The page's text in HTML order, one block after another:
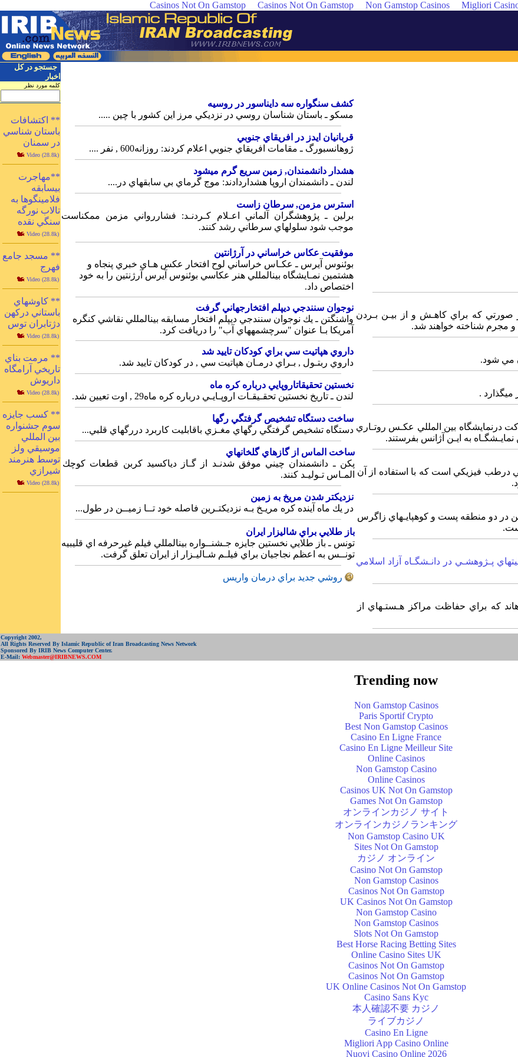
Casinos Not On Gamstop Casinos Not On Gamstop Non Gamstop Casinos Migliori
جستجو در کل
اخبار
کلمه مورد نظر
** اكتشافات
باستان شناسي
در سمنان
Video (28.8k)
**مهاجرت
بيسابقه
فلامينگوها به
تالاب نورگه
سنگي نقده
Video (28.8k)
** مسجد جامع
فهرج
Video (28.8k)
** كاوشهاي
باستاني دركهن
دژتابران توس
Video (28.8k)
** مرمت بناي
تاريخي آرامگاه
داريوش
Video (28.8k)
** كسب جايزه
سوم جشنواره
بين المللي
موسيقي ولز
توسط هنرمند
شيرازي
Video (28.8k)
كشف‎ سنگواره‎‎‎ سه دايناسور در روسيه
مسكو ـ باستان‎‎ شناسان روسي‎‎ در نزديكي مرز اين‎‎ كشور با چين .....
قربانيان‎ ايدز در افريقاي‎ جنوبي‎
ژوهانسبورگ‎ ـ مقامات‎ افريقاي‎ جنوبي‎ اعلام‎ كردند: روزانه‎600 , نفر ....
هشدار دانشمندان‎‎, زمين سريع‎ گرم‎ مي‎شود
لندن‎‎ ـ دانشمندان اروپا هشداردادند: موج‎ گرماي‎‎ بي‎‎ سابقه‎‎اي در....
استرس‎ مزمن‎‎, سرطان زاست‎
موجب‎ شود سلولهاي‎ سرطاني‎ رشد كنند.
موفقيت‎ عكاس‎ خراساني‎ در آرژانتين‎
بوئنوس‎‎‎ آيرس ـ عكـاس خراساني‎ لوح‎ افتخار عكس‎ هـاي‎‎ خبري پنجاه‎‎ و
هشتمين‎ نمـايشگاه بين‎‎المللي‎‎ هنر عكاسي بوئنوس‎‎ آيرس آرژنتين را به‎ خود
اختصاص‎ داد.
نوجوان‎ سنندجي‎‎ ديپلم‎ افتخارجهاني گرفت
واشنگتن‎‎ ـ يك‎ نوجوان سنندجي‎ ديپلم‎ افتخار مسابقه‎‎ بين‎المللي‎‎ نقاشي كنگره
آمريكا بـا عنوان‎ "سرچشمه‎هاي‎ آب‎" را دريافت‎ كرد.
داروي‎‎ هپاتيت‎ سي‎ براي كودكان‎ تاييد شد
داروي‎‎ ربتـول‎ , بـراي درمـان هپاتيت‎ سي‎ , در كودكان‎ تاييد شد.
نخستين‎ تحقيقات‎اروپايي‎ درباره‎‎‎ كره ماه
لندن‎‎ ـ تاريخ‎ نخستين تحقـيقـات‎ اروپـايـي‎ درباره‎‎‎ كره ماه29 , اوت‎ تعيين‎ شد.
ساخت‎ دستگاه‎ تشخيص‎ گرفتگي‎ رگها
دستگاه‎ تشخيص‎ گرفتگي‎ رگهاي‎‎ مغـزي باقابليت‎ كاربرد دررگهاي‎ قلبي‎‎...
ساخت‎ الماس‎ از گازهاي‎‎ گلخانه‎اي
المـاس‎ تـوليـد كنند.
نزديكتر شدن‎‎ مريخ‎ به‎ زمين
در يك‎ ماه‎‎‎‎ آينده كره مريـخ‎ بـه نزديكتـرين‎‎ فاصله‎ خود تــا زميــن در طول‎...
باز طلايي‎ براي‎ شاليزار ايران‎
تونس‎ ـ باز طلايي‎ نخستين‎ جايزه‎‎ جـشنــواره بين‎المللي‎ فيلم‎ غيرحرفه‎‎ اي‎ قليبيه
تونــس‎ به‎ اعظم‎‎ نجاجيان‎ براي‎ فيلـم شـاليـزار از ايران‎ تعلق‎ گرفت‎.
روشي‎ جديد براي‎ درمان‎ واريس‎
لندن‎‎‎ ـ مديران شاغل‎ در انگليس‎‎ از اين پـس در صورتي‎ كه‎ براي‎ كاهـش‎ و از بيـن‎‎ بـردن
پاريس‎ ـ محققان‎ فرانسوي‎‎ مـاده‎اي تـوليـد كرده‎‎‎اند كه براي‎‎ حفاظت‎ مراكز هـستـهاي از
Copyright 2002,
All Rights Reserved By Islamic Republic of Iran Broadcasting News Network
Sponsored By IRIB News Computer Center.
E-Mail: Webmaster@IRIBNEWS.COM
Trending now
Non Gamstop Casinos
Paris Sportif Crypto
Best Non Gamstop Casinos
Casino En Ligne France
Casino En Ligne Meilleur Site
Online Casinos
Non Gamstop Casino
Online Casinos
Casinos UK Not On Gamstop
Games Not On Gamstop
オンラインカジノ サイト
オンラインカジノランキング
Non Gamstop Casino UK
Sites Not On Gamstop
カジノ オンライン
Casino Not On Gamstop
Non Gamstop Casinos
Casinos Not On Gamstop
UK Casinos Not On Gamstop
Non Gamstop Casino
Non Gamstop Casinos
Slots Not On Gamstop
Best Horse Racing Betting Sites
Online Casino Sites UK
Casinos Not On Gamstop
Casinos Not On Gamstop
UK Online Casinos Not On Gamstop
Casino Sans Kyc
本人確認不要 カジノ
ライブカジノ
Casino En Ligne
Migliori App Casino Online
Nuovi Casino Online 2026